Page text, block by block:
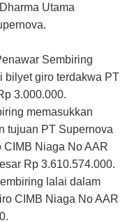
Utama
Sembiring
bilyet giro terdakwa PT
3.000.000.
memasukkan
tujuan PT Supernova
CIMB Niaga No AAR
Rp 3.610.574.000.
lalai dalam
CIMB Niaga No AAR